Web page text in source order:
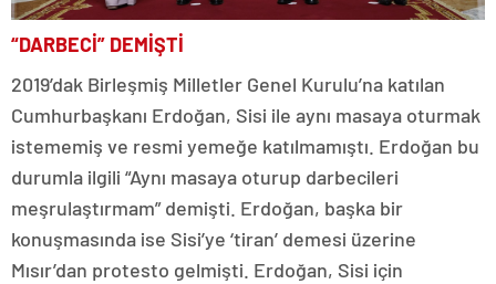
“DARBECİ” DEMİŞTİ
2019’dak Birleşmiş Milletler Genel Kurulu’na katılan
Cumhurbaşkanı Erdoğan, Sisi ile aynı masaya oturmak
istememiş ve resmi yemeğe katılmamıştı. Erdoğan bu
durumla ilgili “Aynı masaya oturup darbecileri
meşrulaştırmam” demişti. Erdoğan, başka bir
konuşmasında ise Sisi’ye ‘tiran’ demesi üzerine
Mısır’dan protesto gelmişti. Erdoğan, Sisi için